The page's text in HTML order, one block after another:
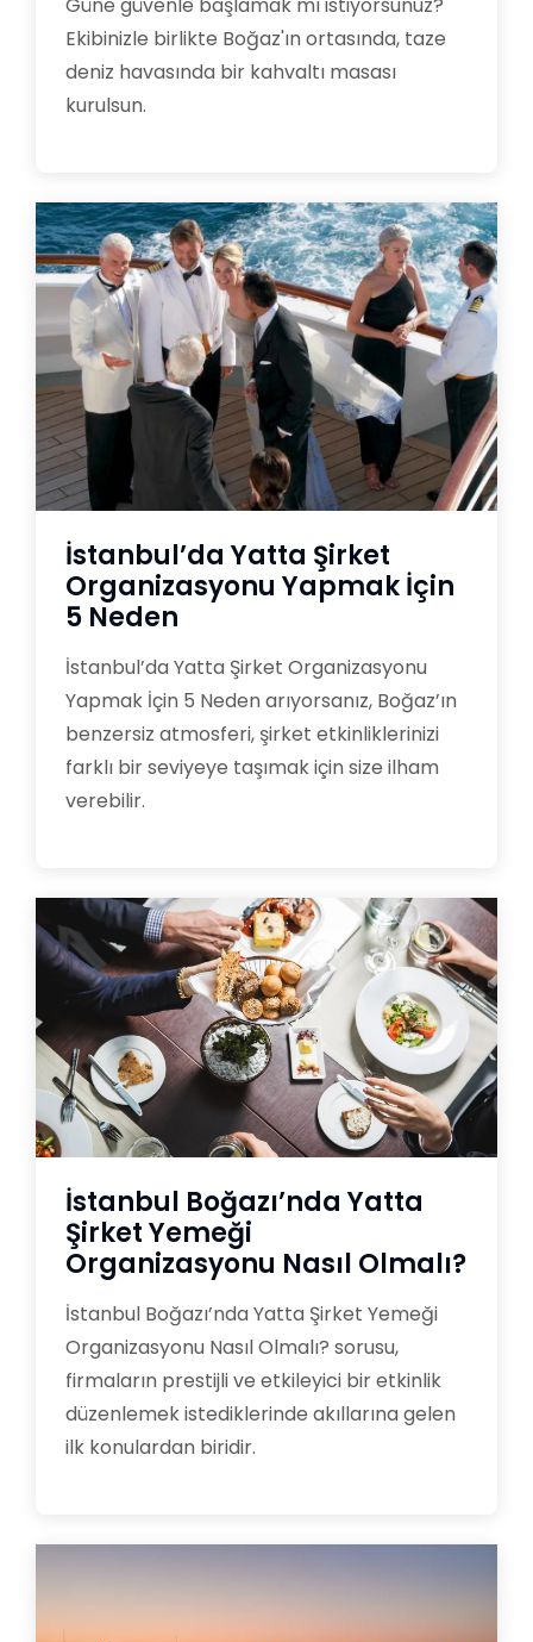
Ekibinizle birlikte Boğaz'ın ortasında, taze
deniz havasında bir kahvaltı masası
kurulsun.
İstanbul’da Yatta Şirket
Organizasyonu Yapmak İçin
5 Neden
İstanbul’da Yatta Şirket Organizasyonu
Yapmak İçin 5 Neden arıyorsanız, Boğaz’ın
benzersiz atmosferi, şirket etkinliklerinizi
farklı bir seviyeye taşımak için size ilham
verebilir.
İstanbul Boğazı’nda Yatta
Şirket Yemeği
Organizasyonu Nasıl Olmalı?
İstanbul Boğazı’nda Yatta Şirket Yemeği
Organizasyonu Nasıl Olmalı? sorusu,
firmaların prestijli ve etkileyici bir etkinlik
düzenlemek istediklerinde akıllarına gelen
ilk konulardan biridir.